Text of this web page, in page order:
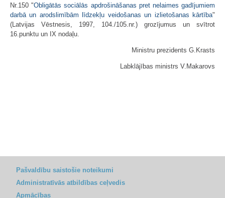
Nr.150 "Obligātās sociālās apdrošināšanas pret nelaimes gadījumiem
darbā un arodslimībām līdzekļu veidošanas un izlietošanas kārtība"
(Latvijas Vēstnesis, 1997, 104./105.nr.) grozījumus un svītrot
16.punktu un IX nodaļu.
Ministru prezidents G.Krasts
Labklājības ministrs V.Makarovs
Pašvaldību saistošie noteikumi
Administratīvās atbildības ceļvedis
Apmācības